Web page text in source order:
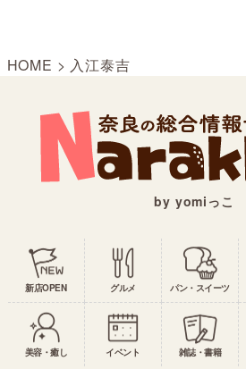
HOME > 入江泰吉
by yomiっこ
新店OPEN グルメ パン・スイーツ
美容・癒し イベント 雑誌・書籍